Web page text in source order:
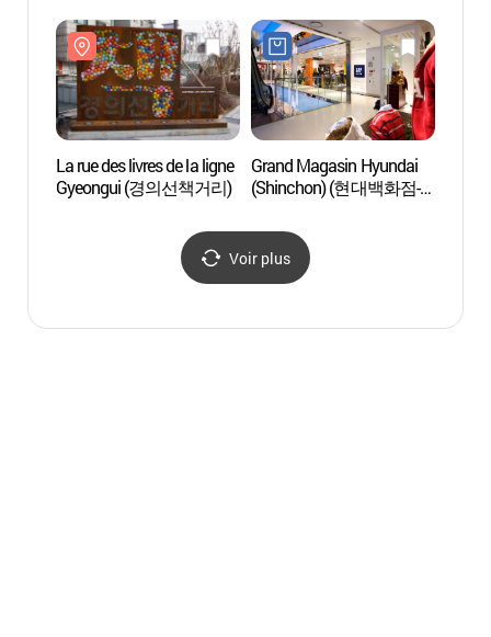
La rue des livres de la ligne
Gyeongui (경의선책거리)
Grand Magasin Hyundai
(Shinchon) (현대백화점-
Voir plus